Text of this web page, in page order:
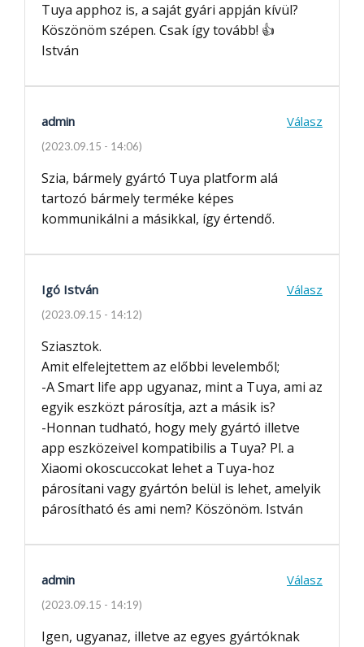
Tuya apphoz is, a saját gyári appján kívül?
Köszönöm szépen. Csak így tovább! 👍
István
admin Válasz
(2023.09.15 - 14:06)
Szia, bármely gyártó Tuya platform alá
tartozó bármely terméke képes
kommunikálni a másikkal, így értendő.
Igó István Válasz
(2023.09.15 - 14:12)
Sziasztok.
Amit elfelejtettem az előbbi levelemből;
-A Smart life app ugyanaz, mint a Tuya, ami az
egyik eszközt párosítja, azt a másik is?
-Honnan tudható, hogy mely gyártó illetve
app eszközeivel kompatibilis a Tuya? Pl. a
Xiaomi okoscuccokat lehet a Tuya-hoz
párosítani vagy gyártón belül is lehet, amelyik
párosítható és ami nem? Köszönöm. István
admin Válasz
(2023.09.15 - 14:19)
Igen, ugyanaz, illetve az egyes gyártóknak